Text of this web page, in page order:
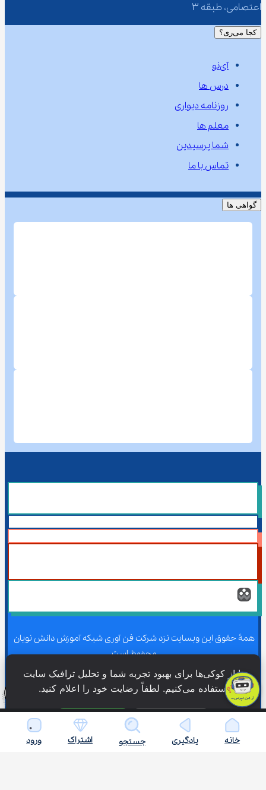
اعتصامی، طبقه 3
کجا می‌ری؟
آی‌نو
درس ها
روزنامه دیواری
معلم ها
شما پرسیدین
تماس با ما
گواهی ها
همۀ حقوق این وبسایت نزد شرکت فن آوری شبکه آموزش دانش نویان
محفوظ است.
همۀ حقوق این وبسایت نزد شرکت فن آوری شبکه آموزش دانش نویان
محفوظ است.
خانه یادگیری جستجو اشتراک ورود
ما از کوکی‌ها برای بهبود تجربه شما و تحلیل ترافیک سایت
استفاده می‌کنیم. لطفاً رضایت خود را اعلام کنید.
فقط ضروری پذیرش همه